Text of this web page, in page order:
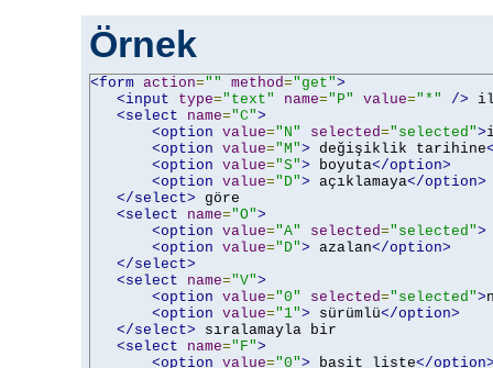
Örnek
<form action="" method="get">
<input
type="text" name="P" value="*" />
<select
name="C">
<option value="N" selected="selected">
<option value="M"> değişiklik tarihine
<option value="S"> boyuta</option>
<option value="D"> açıklamaya</option>
</select> göre
<select
name="O">
<option value="A" selected="selected">
<option value="D"> azalan</option>
</select>
<select
name="V">
<option value="0" selected="selected">
<option value="1"> sürümlü</option>
</select> sıralamayla bir
<select
name="F">
<option value="0"> basit liste</